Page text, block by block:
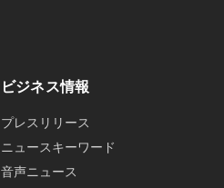
ビジネス情報
プレスリリース
ニュースキーワード
音声ニュース